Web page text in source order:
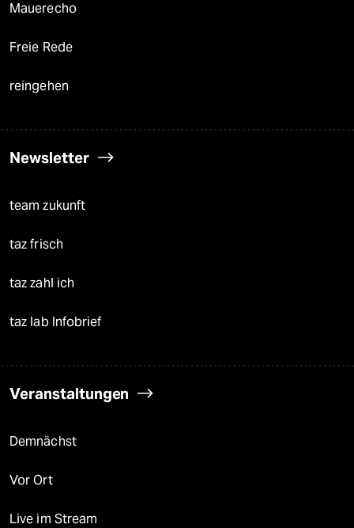
Mauerecho
Freie Rede
reingehen
Newsletter
team zukunft
taz frisch
taz zahl ich
taz lab Infobrief
Veranstaltungen
Demnächst
Vor Ort
Live im Stream